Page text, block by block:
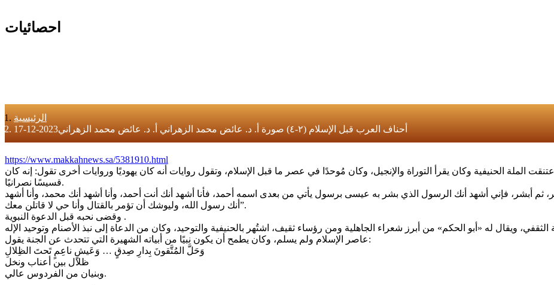
احصائيات
الرئيسية
أحناف العرب قبل الإسلام (٢-٤) صورة أ. د. عائض محمد الزهراني أ. د. عائض محمد الزهراني2023-12-17
https://www.makkahnews.sa/5381910.html
الملة الحنيفية وكان يقرأ التوراة والإنجيل، وكان مُوحدًا في عصر ما قبل الإسلام، وتقول روايات أنه كان يهوديًا وروايات أخرى تقول: إنه كان
قسيسًا نصرانيًا.
ثم أبشر، فإني أشهد أنك الرسول الذي بشر به عيسى برسول يأتي من بعدى اسمه أحمد، فأنا أشهد أنك أنت أحمد، وأنا أشهد أنك محمد، وأنا أشهد
أنك رسول الله، وليوشك أن تؤمر بالقتال وأنا حي لا قاتلن معك”.
وقضى نحبه قبل الدعوة النبوية .
عاصر الإسلام ولم يسلم، وكان يطمح أن يكون نبيًا من أبياته الشهيرة التي تتحدث عن الجنة يقول:
وَحَلَّ المُتَّقونَ بِدارِ صِدقٍ … وَعَيشٍ ناعِمٍ تَحتَ الظِلالِ
ظلال بين أعناب ونخل
وبنيان من الفردوس عالي.